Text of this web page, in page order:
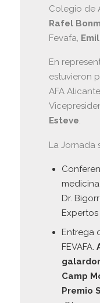
Colegio de
Rafel
Fevafa,
En
estuvieron
AFA
Esteve.
La Jornada
Dr.
Expertos
Entrega
FEVAFA.
Camp
Premio